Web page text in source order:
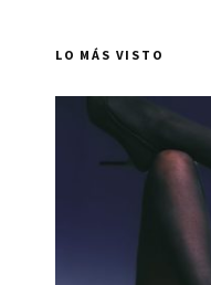
LO MÁS VISTO